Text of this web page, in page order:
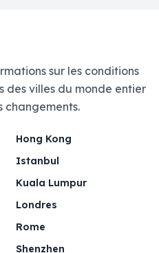
sur les conditions
des villes du monde entier
changements.
Hong Kong
Istanbul
Kuala Lumpur
Londres
Rome
Shenzhen